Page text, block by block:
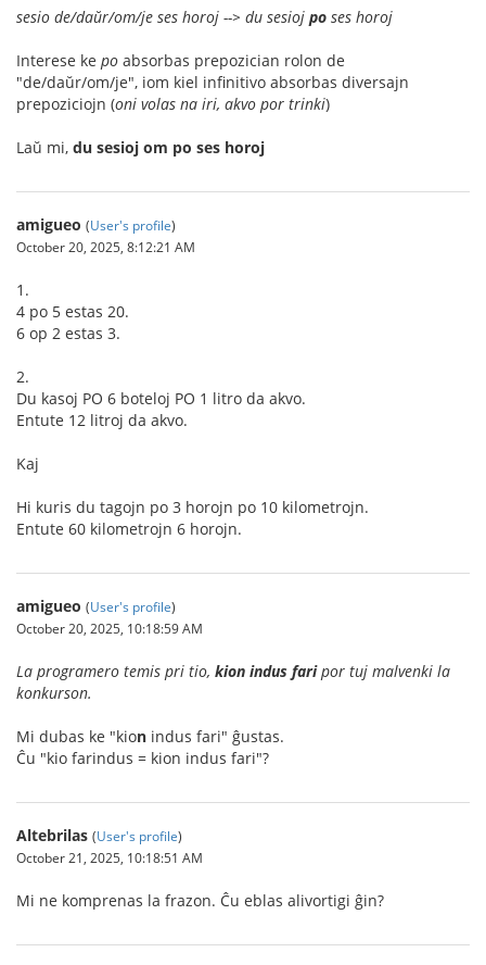
sesio de/daŭr/om/je ses horoj --> du sesioj po ses horoj
Interese ke po absorbas prepozician rolon de
"de/daŭr/om/je", iom kiel infinitivo absorbas diversajn
prepoziciojn (oni volas na iri, akvo por trinki)
Laŭ mi, du sesioj om po ses horoj
amigueo (User's profile)
October 20, 2025, 8:12:21 AM
1.
4 po 5 estas 20.
6 op 2 estas 3.
2.
Du kasoj PO 6 boteloj PO 1 litro da akvo.
Entute 12 litroj da akvo.
Kaj
Hi kuris du tagojn po 3 horojn po 10 kilometrojn.
Entute 60 kilometrojn 6 horojn.
amigueo (User's profile)
October 20, 2025, 10:18:59 AM
La programero temis pri tio, kion indus faripor tuj malvenki la
konkurson.
Mi dubas ke "kion indus fari" ĝustas.
Ĉu "kio farindus = kion indus fari"?
Altebrilas (User's profile)
October 21, 2025, 10:18:51 AM
Mi ne komprenas la frazon. Ĉu eblas alivortigi ĝin?